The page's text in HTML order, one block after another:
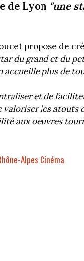
de Lyon "une
propose de
du grand et du
accueille plus de
et de
les atouts
aux oeuvres
Alpes Cinéma